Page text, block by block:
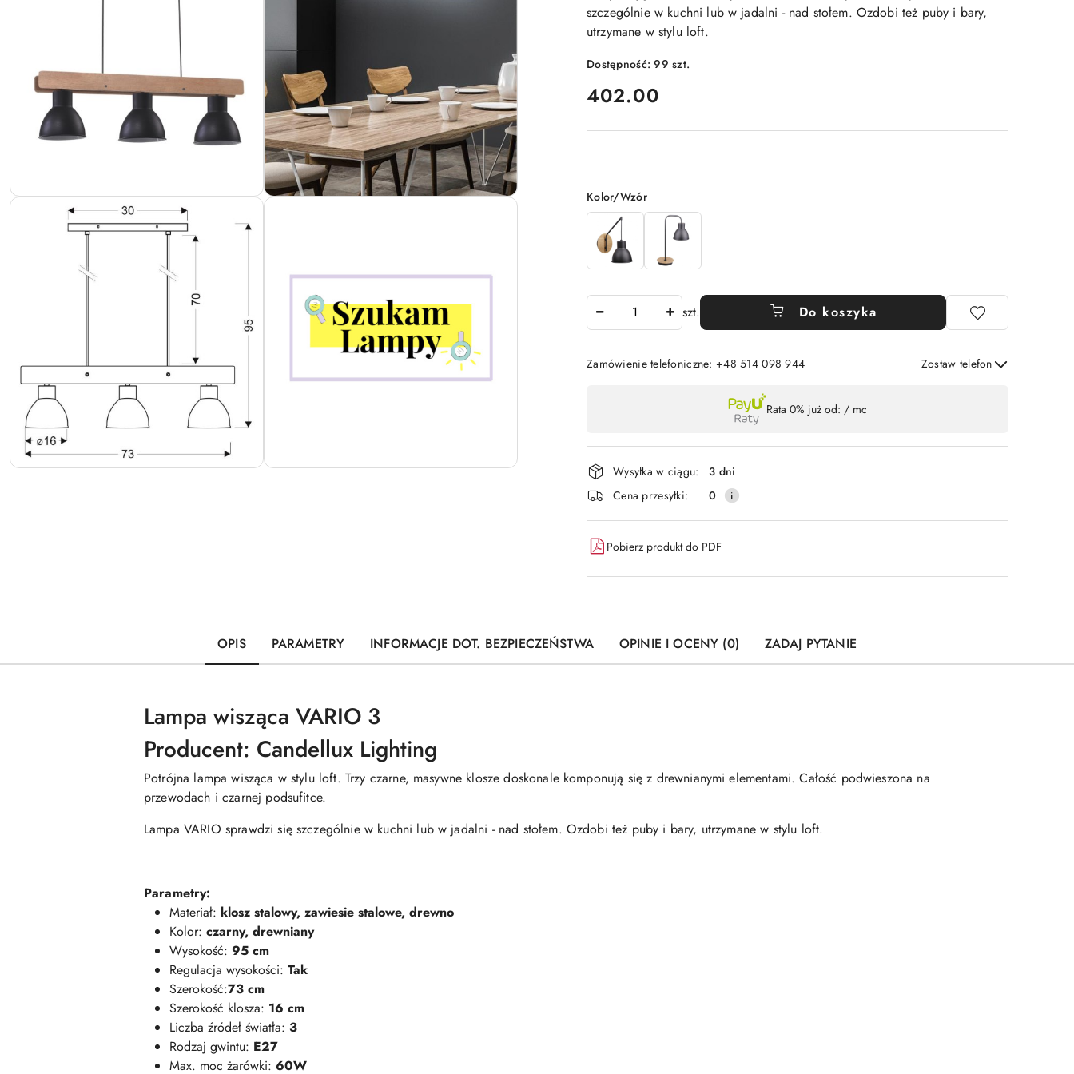
szczególnie w kuchni lub w jadalni - nad stołem. Ozdobi też puby i bary,
utrzymane w stylu loft.
Dostępność:99szt.
cena:
402.00
Wariant
Kolor/Wzór
szt. Do koszyka
Zamówienie telefoniczne: +48 514 098 944 Zostaw telefon
płatność
i
dostawa
Rata 0% już od: / mc
Wysyłka w ciągu:
3 dni
Cena przesyłki:
0
Pobierz produkt do PDF
OPIS PARAMETRY INFORMACJE DOT. BEZPIECZEŃSTWA OPINIE I OCENY (0) ZADAJ PYTANIE
Lampa wisząca VARIO 3
Producent: Candellux Lighting
Potrójna lampa wisząca w stylu loft. Trzy czarne, masywne klosze doskonale komponują się z drewnianymi elementami. Całość podwieszona na
przewodach i czarnej podsufitce.
Lampa VARIO sprawdzi się szczególnie w kuchni lub w jadalni - nad stołem. Ozdobi też puby i bary, utrzymane w stylu loft.
Parametry:
Materiał: klosz stalowy, zawiesie stalowe, drewno
Kolor: czarny, drewniany
Wysokość: 95 cm
Regulacja wysokości: Tak
Szerokość:73 cm
Szerokość klosza: 16 cm
Liczba źródeł światła: 3
Rodzaj gwintu: E27
Max. moc żarówki: 60W